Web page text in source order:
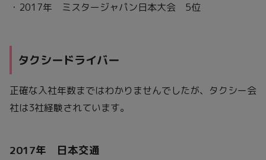
・2017年 ミスタージャパン日本大会 5位
タクシードライバー
正確な入社年数まではわかりませんでしたが、タクシー会
社は3社経験されています。
2017年 日本交通